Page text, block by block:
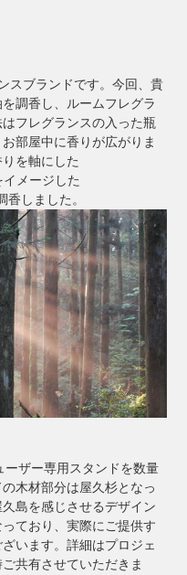
スブランドです。今回、貴
調香し、ルームフレグラ
フレグランスの入った瓶
部屋中に香りが広がりま
を軸にした
イメージした
香しました。
ザー専用スタンドを数量
木材部分は屋久杉となっ
島を感じさせるデザイン
ており、実際にご提供す
います。詳細はプロジェ
共有させていただきま